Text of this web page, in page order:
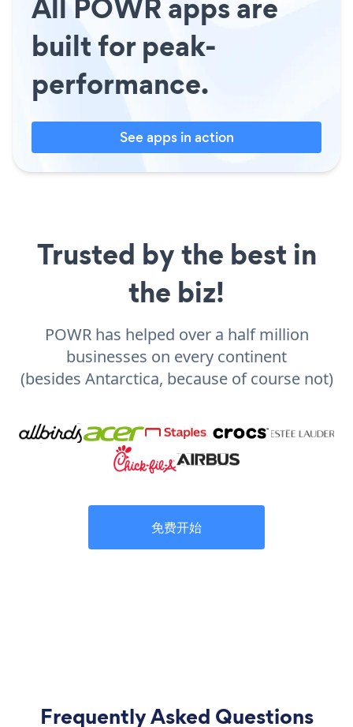
built for peak-
performance.
See apps in action
Trusted by the best in
the biz!
POWR has helped over a half million
businesses on every continent
(besides Antarctica, because of course not)
免费开始
Frequently Asked Questions